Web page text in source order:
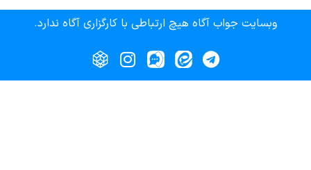
وبسایت جواب آگاه هیچ ارتباطی با کارگزاری آگاه ندارد.